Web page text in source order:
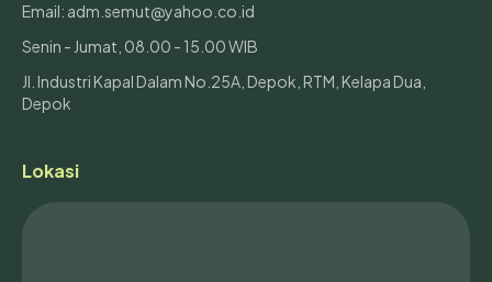
Email: adm.semut@yahoo.co.id
Senin - Jumat, 08.00 - 15.00 WIB
Jl. Industri Kapal Dalam No.25A, Depok, RTM, Kelapa Dua,
Depok
Lokasi